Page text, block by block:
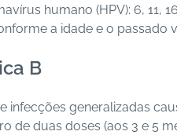
humano (HPV): 6, 11,
a idade e o passado
B
e infecções generalizadas
de duas doses (aos 3 e 5